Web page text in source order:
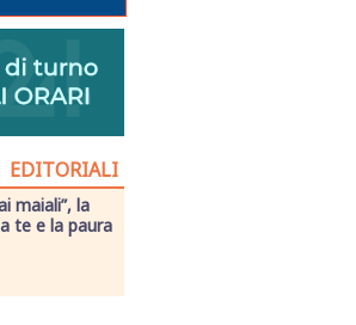
EDITORIALI
maiali”, la
te e la paura